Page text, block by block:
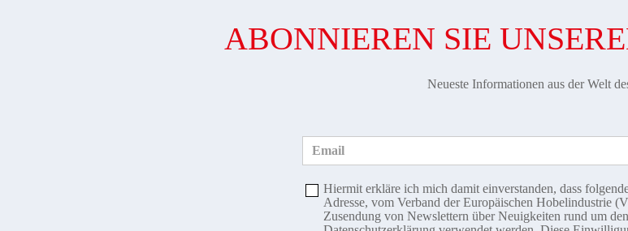
ABONNIEREN SIE
Neueste Informationen aus der Welt
Email
Hiermit erkläre ich mich damit einverstanden, dass
Adresse, vom Verband der Europäischen Hobelindustrie
Zusendung von Newslettern über Neuigkeiten rund um